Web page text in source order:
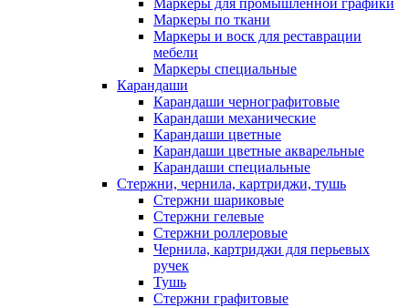
Маркеры для промышленной графики
Маркеры по ткани
Маркеры и воск для реставрации
мебели
Маркеры специальные
Карандаши
Карандаши чернографитовые
Карандаши механические
Карандаши цветные
Карандаши цветные акварельные
Карандаши специальные
Стержни, чернила, картриджи, тушь
Стержни шариковые
Стержни гелевые
Стержни роллеровые
Чернила, картриджи для перьевых
ручек
Тушь
Стержни графитовые